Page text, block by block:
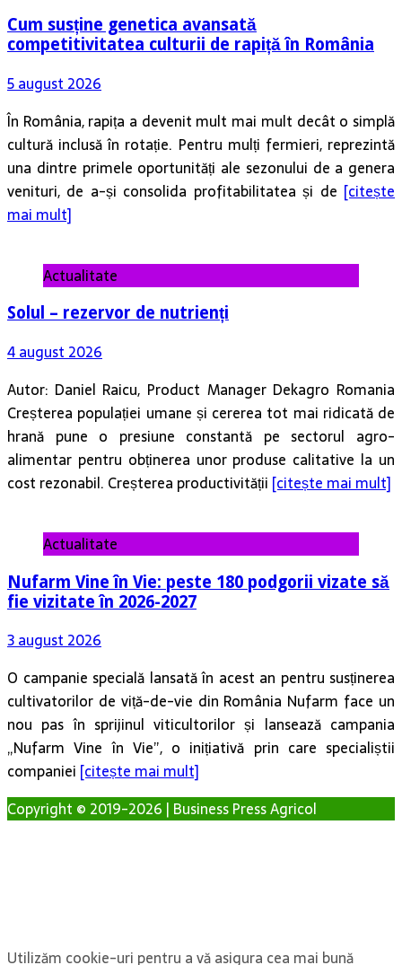
Cum susține genetica avansată
competitivitatea culturii de rapiță în România
5 august 2026
În România, rapița a devenit mult mai mult decât o simplă
cultură inclusă în rotație. Pentru mulți fermieri, reprezintă
una dintre primele oportunități ale sezonului de a genera
venituri, de a-și consolida profitabilitatea și de [citește
mai mult]
Actualitate
Solul – rezervor de nutrienți
4 august 2026
Autor: Daniel Raicu, Product Manager Dekagro Romania
Creșterea populației umane și cererea tot mai ridicată de
hrană pune o presiune constantă pe sectorul agro-
alimentar pentru obținerea unor produse calitative la un
cost rezonabil. Creșterea productivității [citește mai mult]
Actualitate
Nufarm Vine în Vie: peste 180 podgorii vizate să
fie vizitate în 2026-2027
3 august 2026
O campanie specială lansată în acest an pentru susținerea
cultivatorilor de viță-de-vie din România Nufarm face un
nou pas în sprijinul viticultorilor și lansează campania
„Nufarm Vine în Vie”, o inițiativă prin care specialiștii
companiei [citește mai mult]
Copyright © 2019-2026 | Business Press Agricol
Utilizăm cookie-uri pentru a vă asigura cea mai bună